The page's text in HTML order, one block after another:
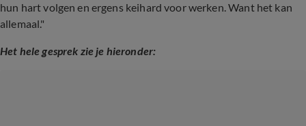
hun hart volgen en ergens keihard voor werken. Want het kan
allemaal."
Het hele gesprek zie je hieronder: